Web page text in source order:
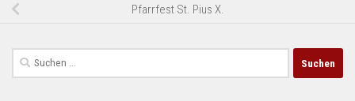
Pfarrfest St. Pius X.
Suchen
nach: